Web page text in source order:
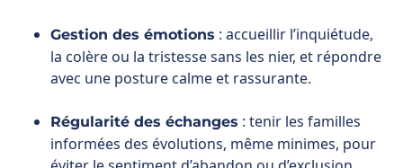
Régularité des échanges: tenir les familles
informées des évolutions, même minimes, pour
éviter le sentiment d’abandon ou d’exclusion.
Transparence: dire ce qui est sûr, ce qui est
incertain, et ce qui reste encore à déterminer,
afin de préserver la confiance sur le long terme.